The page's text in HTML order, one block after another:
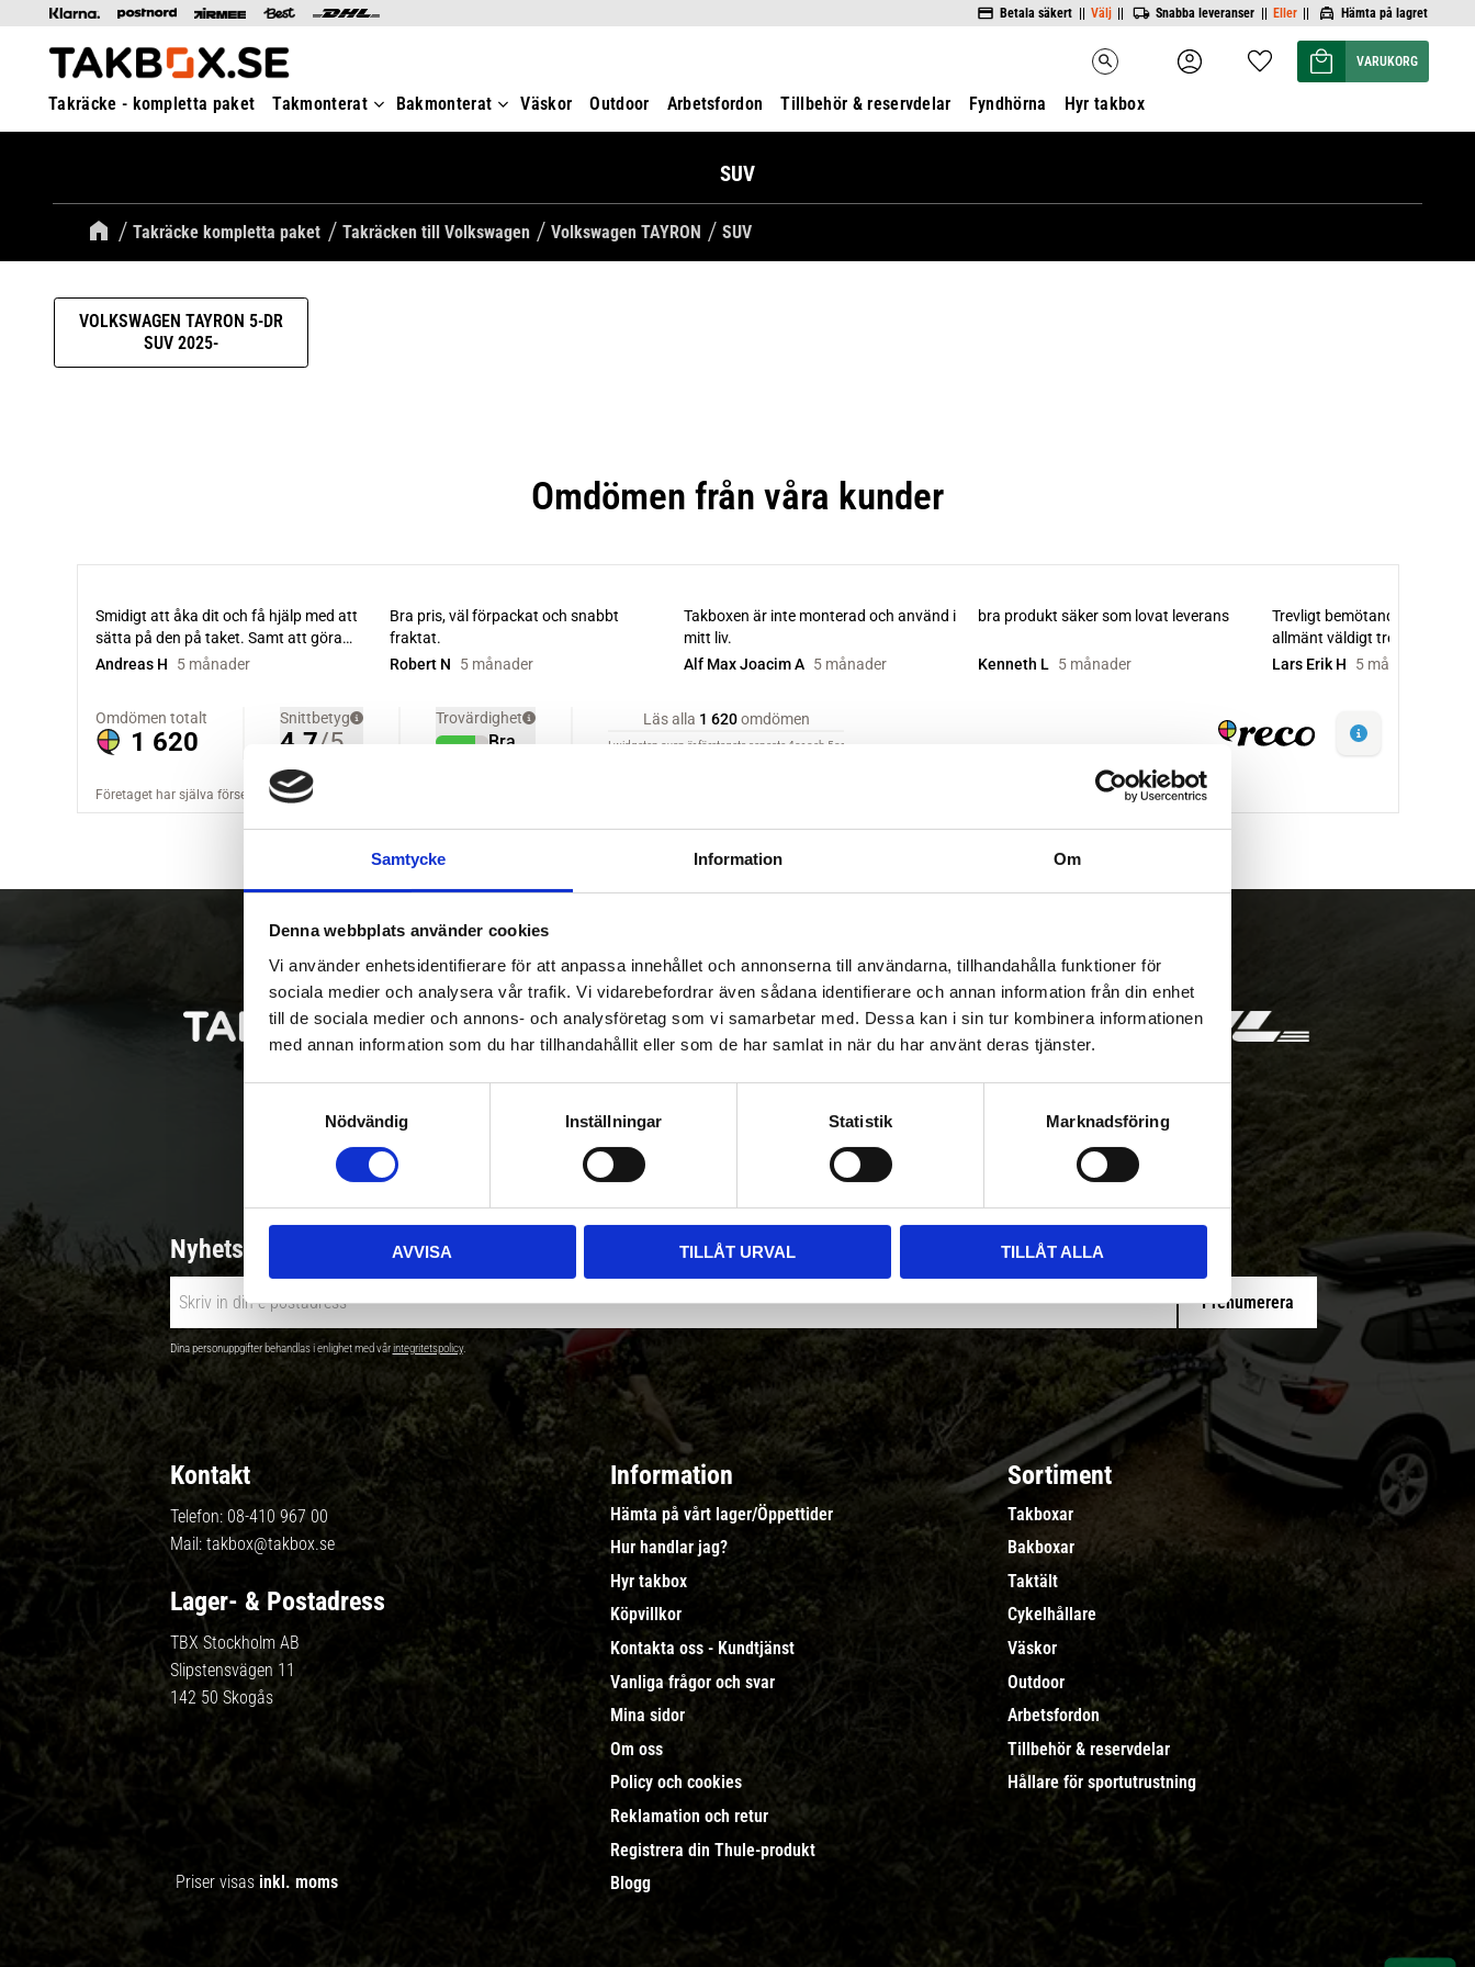
Samtycke Information Om
Denna webbplats använder cookies
Vi använder enhetsidentifierare för att anpassa innehållet och annonserna till användarna, tillhandahålla funktioner för
sociala medier och analysera vår trafik. Vi vidarebefordrar även sådana identifierare och annan information från din enhet
till de sociala medier och annons- och analysföretag som vi samarbetar med. Dessa kan i sin tur kombinera informationen
med annan information som du har tillhandahållit eller som de har samlat in när du har använt deras tjänster.
e
s
v
a
Nödvändig Inställningar Statistik Marknadsföring
AVVISA TILLÅT URVAL TILLÅT ALLA
Betala säkert || Välj || Snabba leveranser || Eller || Hämta på lagret
search Favoriter
Kundvagn
Takräcke - kompletta paket Takmonterat Bakmonterat Väskor Outdoor Arbetsfordon Tillbehör & reservdelar Fyndhörna Hyr takbox
SUV
Takräcke kompletta paket Takräcken till Volkswagen Volkswagen TAYRON SUV
VOLKSWAGEN TAYRON 5-DR
SUV 2025-
Betala säkert || Snabba leveranser || Hämta på lagret med/utan montering
Nyhetsbrev - Ta del av nyheter & erbjudanden
Prenumerera
Dina personuppgifter behandlas i enlighet med vårintegritetspolicy.
Kontakt
Telefon: 08-410 967 00
Mail: takbox@takbox.se
Lager- & Postadress
TBX Stockholm AB
Slipstensvägen 11
142 50 Skogås
Information
Hämta på vårt lager/Öppettider
Hur handlar jag?
Hyr takbox
Köpvillkor
Kontakta oss - Kundtjänst
Vanliga frågor och svar
Mina sidor
Om oss
Policy och cookies
Reklamation och retur
Registrera din Thule-produkt
Blogg
Sortiment
Takboxar
Bakboxar
Taktält
Cykelhållare
Väskor
Outdoor
Arbetsfordon
Tillbehör & reservdelar
Hållare för sportutrustning
Priser visas inkl. moms